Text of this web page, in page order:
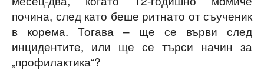
почина, след като беше ритнато от съученик
в корема. Тогава – ще се върви след
инцидентите, или ще се търси начин за
„профилактика“?